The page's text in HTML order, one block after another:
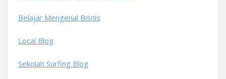
Belajar Mengenal Bisnis
Local Blog
Sekolah Surfing Blog